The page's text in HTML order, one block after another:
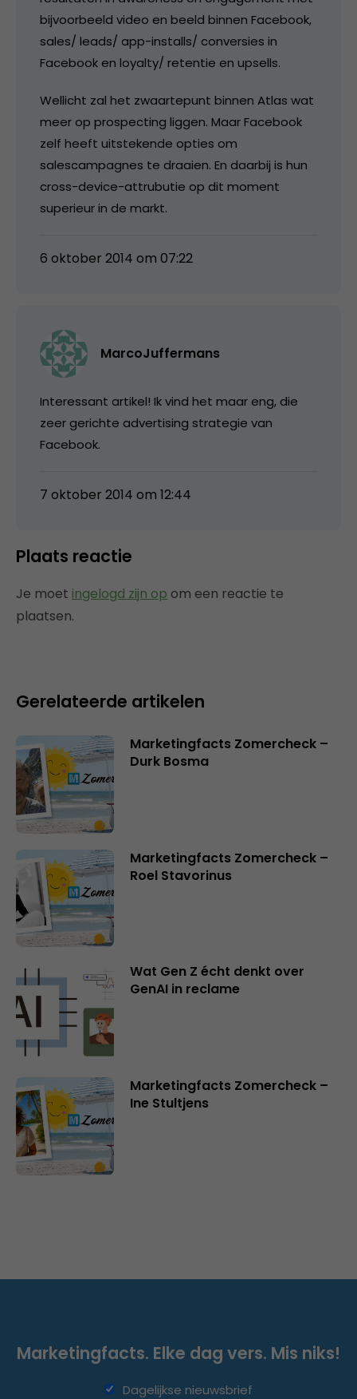
bijvoorbeeld video en beeld binnen Facebook,
sales/ leads/ app-installs/ conversies in
Facebook en loyalty/ retentie en upsells.
Wellicht zal het zwaartepunt binnen Atlas wat
meer op prospecting liggen. Maar Facebook
zelf heeft uitstekende opties om
salescampagnes te draaien. En daarbij is hun
cross-device-attrubutie op dit moment
superieur in de markt.
6 oktober 2014 om 07:22
MarcoJuffermans
Interessant artikel! Ik vind het maar eng, die
zeer gerichte advertising strategie van
Facebook.
7 oktober 2014 om 12:44
Plaats reactie
Je moet ingelogd zijn op om een reactie te
plaatsen.
Gerelateerde artikelen
Marketingfacts Zomercheck –
Durk Bosma
Marketingfacts Zomercheck –
Roel Stavorinus
Wat Gen Z écht denkt over
GenAI in reclame
Marketingfacts Zomercheck –
Ine Stultjens
Marketingfacts. Elke dag vers. Mis niks!
Dagelijkse nieuwsbrief